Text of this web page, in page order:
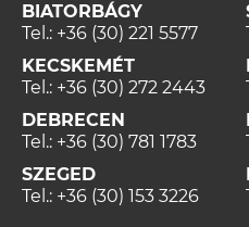
BIATORBÁGY
Tel.: +36 (30) 221 5577
KECSKEMÉT
Tel.: +36 (30) 272 2443
DEBRECEN
Tel.: +36 (30) 781 1783
SZEGED
Tel.: +36 (30) 153 3226